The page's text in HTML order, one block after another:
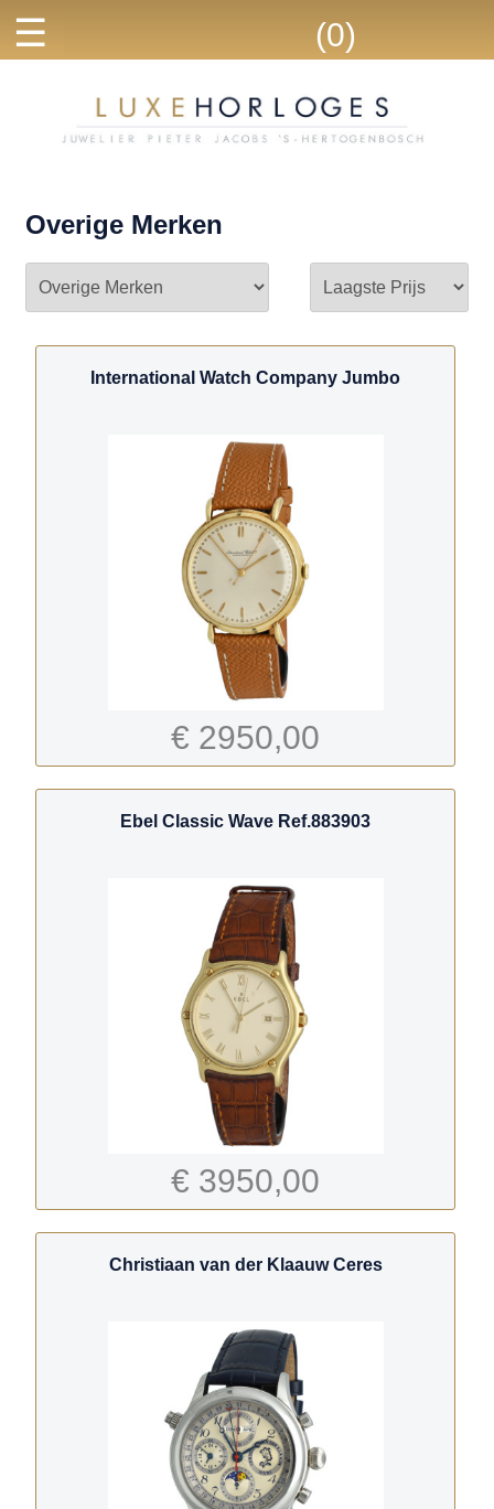
☰ (0)
Overige Merken
International Watch Company Jumbo
€ 2950,00
Ebel Classic Wave Ref.883903
€ 3950,00
Christiaan van der Klaauw Ceres